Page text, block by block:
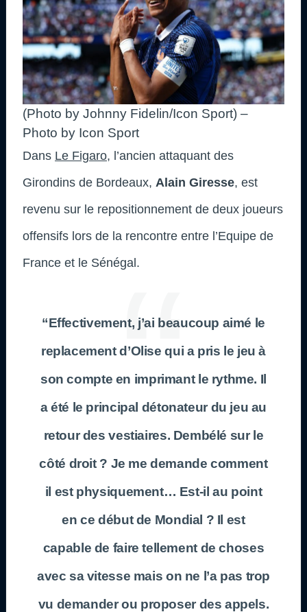
(Photo by Johnny Fidelin/Icon Sport) –
Photo by Icon Sport
Dans Le Figaro, l’ancien attaquant des
Girondins de Bordeaux, Alain Giresse, est
revenu sur le repositionnement de deux joueurs
offensifs lors de la rencontre entre l’Equipe de
France et le Sénégal.
“Effectivement, j’ai beaucoup aimé le
replacement d’Olise qui a pris le jeu à
son compte en imprimant le rythme. Il
a été le principal détonateur du jeu au
retour des vestiaires. Dembélé sur le
côté droit ? Je me demande comment
il est physiquement… Est-il au point
en ce début de Mondial ? Il est
capable de faire tellement de choses
avec sa vitesse mais on ne l’a pas trop
vu demander ou proposer des appels.